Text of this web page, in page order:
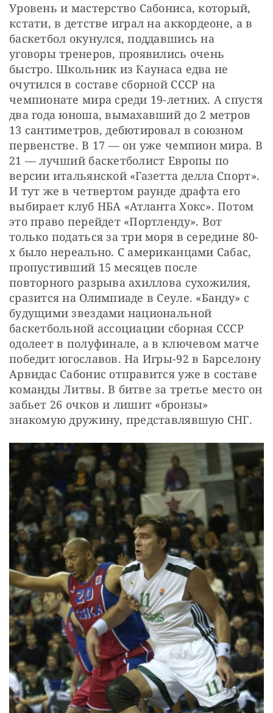
Уровень и мастерство Сабониса, который,
кстати, в детстве играл на аккордеоне, а в
баскетбол окунулся, поддавшись на
уговоры тренеров, проявились очень
быстро. Школьник из Каунаса едва не
очутился в составе сборной СССР на
чемпионате мира среди 19-летних. А спустя
два года юноша, вымахавший до 2 метров
13 сантиметров, дебютировал в союзном
первенстве. В 17 — он уже чемпион мира. В
21 — лучший баскетболист Европы по
версии итальянской «Газетта делла Спорт».
И тут же в четвертом раунде драфта его
выбирает клуб НБА «Атланта Хокс». Потом
это право перейдет «Портленду». Вот
только податься за три моря в середине 80-
х было нереально. С американцами Сабас,
пропустивший 15 месяцев после
повторного разрыва ахиллова сухожилия,
сразится на Олимпиаде в Сеуле. «Банду» с
будущими звездами национальной
баскетбольной ассоциации сборная СССР
одолеет в полуфинале, а в ключевом матче
победит югославов. На Игры-92 в Барселону
Арвидас Сабонис отправится уже в составе
команды Литвы. В битве за третье место он
забьет 26 очков и лишит «бронзы»
знакомую дружину, представлявшую СНГ.